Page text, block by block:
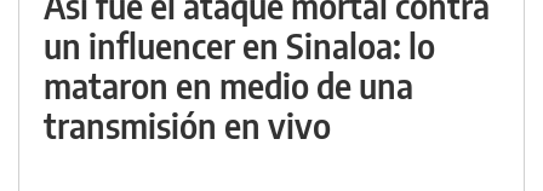
un influencer en Sinaloa: lo
mataron en medio de una
transmisión en vivo